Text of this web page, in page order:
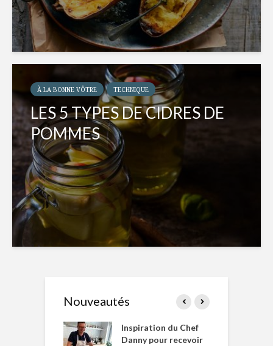
À LA BONNE VÔTRE TECHNIQUE
LES 5 TYPES DE CIDRES DE
POMMES
Nouveautés
Inspiration du Chef
Danny pour recevoir